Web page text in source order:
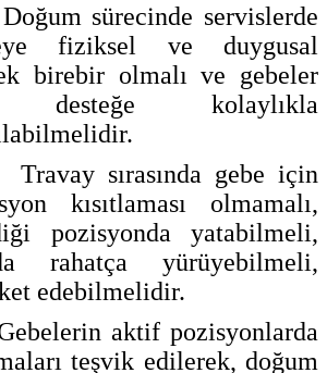
Doğum sürecinde servislerde
fiziksel ve duygusal
birebir olmalı ve gebeler
kolaylıkla
Travay sırasında gebe için
kısıtlaması olmamalı,
pozisyonda yatabilmeli,
rahatça yürüyebilmeli,
edebilmelidir.
aktif pozisyonlarda
teşvik edilerek, doğum